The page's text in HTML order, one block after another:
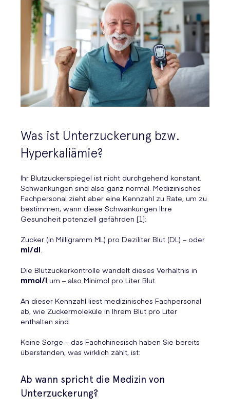
Was ist Unterzuckerung bzw.
Hyperkaliämie?
Ihr Blutzuckerspiegel ist nicht durchgehend konstant.
Schwankungen sind also ganz normal. Medizinisches
Fachpersonal zieht aber eine Kennzahl zu Rate, um zu
bestimmen, wann diese Schwankungen Ihre
Gesundheit potenziell gefährden [1]:
Zucker (in Milligramm ML) pro Deziliter Blut (DL) – oder
ml/dl.
Die Blutzuckerkontrolle wandelt dieses Verhältnis in
mmol/l um – also Minimol pro Liter Blut.
An dieser Kennzahl liest medizinisches Fachpersonal
ab, wie Zuckermoleküle in Ihrem Blut pro Liter
enthalten sind.
Keine Sorge – das Fachchinesisch haben Sie bereits
überstanden, was wirklich zählt, ist:
Ab wann spricht die Medizin von
Unterzuckerung?